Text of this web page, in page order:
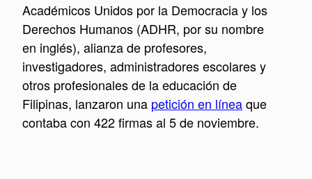
Académicos Unidos por la Democracia y los
Derechos Humanos (ADHR, por su nombre
en inglés), alianza de profesores,
investigadores, administradores escolares y
otros profesionales de la educación de
Filipinas, lanzaron una petición en líneaque
contaba con 422 firmas al 5 de noviembre.